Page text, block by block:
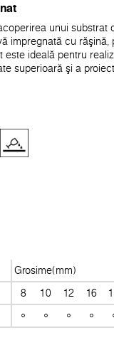
unui substrat
impregnată cu răşină,
este ideală pentru
superioară şi a
Grosime(mm)
8 10 12 16